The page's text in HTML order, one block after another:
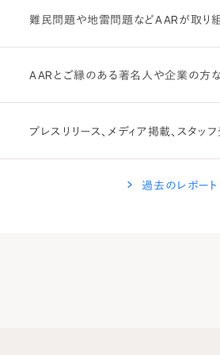
難民問題や地雷問題などAARが取り組
AARとご縁のある著名人や企業の方な
プレスリリース、メディア掲載、スタッ
過去のレポート